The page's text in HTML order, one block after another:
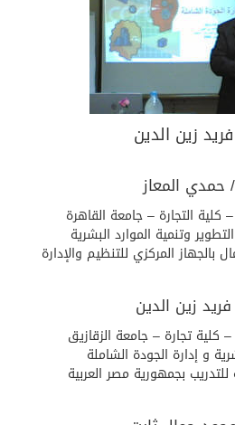
زين الدين
حمدي المعاز
كلية التجارة – جامعة القاهرة
وتنمية الموارد البشرية
بالجهاز المركزي للتنظيم والإدارة
زين الدين
– كلية تجارة – جامعة الزقازيق
و إدارة الجودة الشاملة
بجمهورية مصر العربية